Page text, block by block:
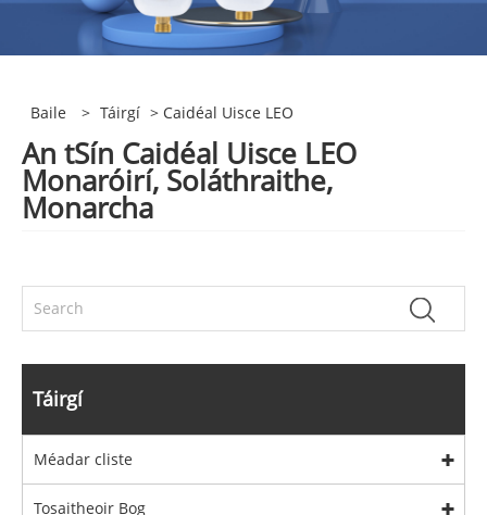
Baile > Táirgí > Caidéal Uisce LEO
An tSín Caidéal Uisce LEO
Monaróirí, Soláthraithe,
Monarcha
Táirgí
Méadar cliste
Tosaitheoir Bog